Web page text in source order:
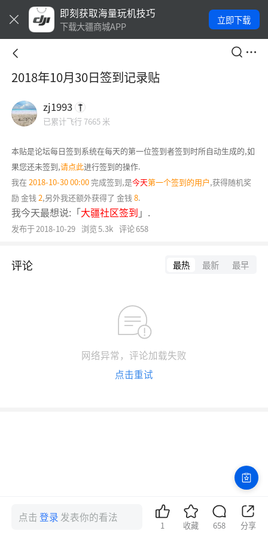
即刻获取海量玩机技巧
下载大疆商城APP
立即下载
2018年10月30日签到记录贴
zj1993
已累计飞行 7665 米
本贴是论坛每日签到系统在每天的第一位签到者签到时所自动生成的,如
果您还未签到,请点此进行签到的操作.
我在 2018-10-30 00:00完成签到,是今天第一个签到的用户,获得随机奖
励金钱2,另外我还额外获得了 金钱8.
我今天最想说:「大疆社区签到 」.
发布于2018-10-29 浏览5.3k 评论658
评论 最热 最新 最早
网络异常，评论加载失败
点击重试
点击登录 发表你的看法
1 收藏 658 分享